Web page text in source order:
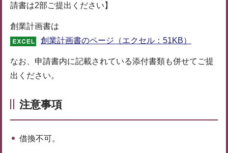
請書は2部ご提出ください】
創業計画書は
創業計画書のページ（エクセル：51KB）
なお、申請書内に記載されている添付書類も併せてご提
出ください。
注意事項
借換不可。